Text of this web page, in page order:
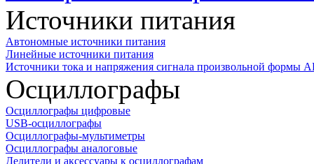
Источники питания
Автономные источники питания
Линейные источники питания
Источники тока и напряжения сигнала произвольной формы
Осциллографы
Осциллографы цифровые
USB-осциллографы
Осциллографы-мультиметры
Осциллографы аналоговые
Делители и аксессуары к осциллографам